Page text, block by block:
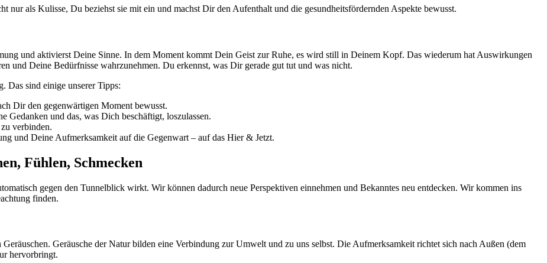
nur als Kulisse, Du beziehst sie mit ein und machst Dir den Aufenthalt und die gesundheitsfördernden Aspekte bewusst.
und aktivierst Deine Sinne. In dem Moment kommt Dein Geist zur Ruhe, es wird still in Deinem Kopf. Das wiederum hat Auswirkungen
und Deine Bedürfnisse wahrzunehmen. Du erkennst, was Dir gerade gut tut und was nicht.
Das sind einige unserer Tipps:
Dir den gegenwärtigen Moment bewusst.
Gedanken und das, was Dich beschäftigt, loszulassen.
verbinden.
und Deine Aufmerksamkeit auf die Gegenwart – auf das Hier & Jetzt.
Fühlen, Schmecken
gegen den Tunnelblick wirkt. Wir können dadurch neue Perspektiven einnehmen und Bekanntes neu entdecken. Wir kommen ins
finden.
Geräusche der Natur bilden eine Verbindung zur Umwelt und zu uns selbst. Die Aufmerksamkeit richtet sich nach Außen (dem
hervorbringt.